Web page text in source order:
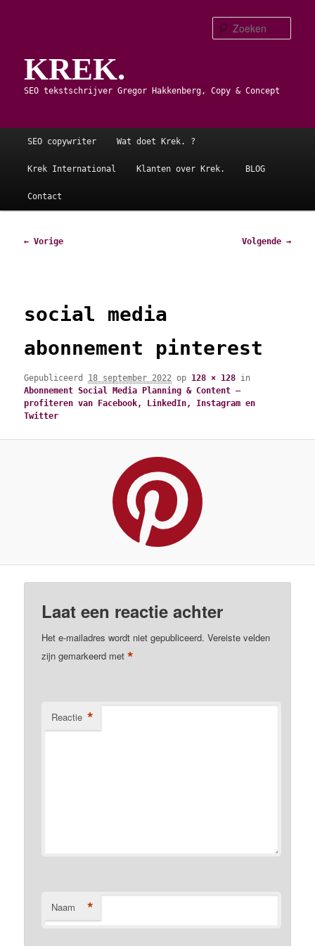
primaire
inhoudKREK.
SEO tekstschrijver Gregor Hakkenberg, Copy & Concept
Hoofdmenu
SEO copywriter Wat doet Krek. ?
Krek International Klanten over Krek. BLOG
Contact
Afbeeldingsnavigatie
← Vorige Volgende →
social media
abonnement pinterest
Gepubliceerd 18 september 2022 op 128 × 128 in
Abonnement Social Media Planning & Content –
profiteren van Facebook, LinkedIn, Instagram en
Twitter
Laat een reactie achter
Het e-mailadres wordt niet gepubliceerd. Vereiste velden
zijn gemarkeerd met*
Reactie *
Naam *